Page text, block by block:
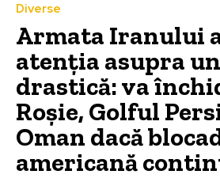
Diverse
Armata Iranului
atenția asupra
drastică: va
Roșie, Golful
Oman dacă
americană